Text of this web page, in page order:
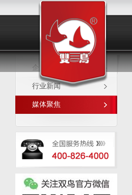
媒体聚焦
企业新闻
行业新闻
媒体聚焦